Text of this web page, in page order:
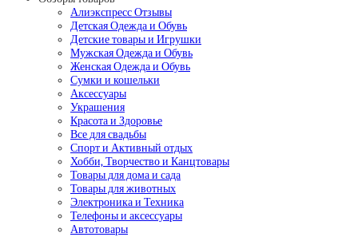
Алиэкспресс Отзывы
Детская Одежда и Обувь
Детские товары и Игрушки
Мужская Одежда и Обувь
Женская Одежда и Обувь
Сумки и кошельки
Аксессуары
Украшения
Красота и Здоровье
Все для свадьбы
Спорт и Активный отдых
Хобби, Творчество и Канцтовары
Товары для дома и сада
Товары для животных
Электроника и Техника
Телефоны и аксессуары
Автотовары